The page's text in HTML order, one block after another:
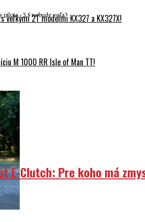
s veľkými 2T modelmi KX327 a KX327X!
M 1000 RR Isle of Man TT!
pilota . 3,5 nebude veľa?
E-Clutch: Pre koho má